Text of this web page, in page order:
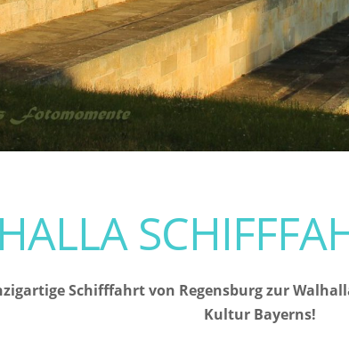
Schifffahrt von Regensburg zur
Kultur Bayerns!